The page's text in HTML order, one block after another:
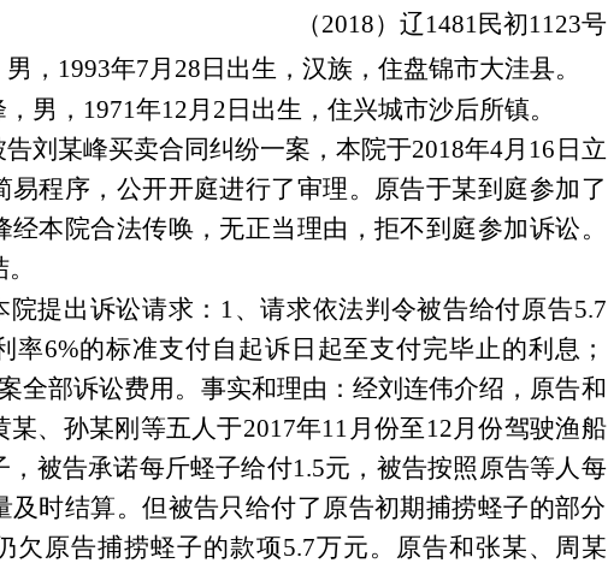
（2018）辽1481民初1123号
男， 1993年7月28日出生，汉族，住盘锦市大洼县。
男， 1971年12月2日出生，住兴城市沙后所镇。
刘 某峰买卖合同纠纷一案，本院于2018年4月16日立
易程序，公开开庭进行了审理。原告于某到庭参加了
经本院合法传唤，无正当理由，拒不到庭参加诉讼。
院提出诉讼请求： 1、请求依法判令被告给付原告5.7
率6%的标准支付自起诉日起至支付完毕止的利息；
全部诉讼费用。事实和理由：经刘连伟介绍，原告和
某、孙某刚等五人于2017年11月份至12月份驾驶渔船
，被告承诺每斤蛏子给付1.5元，被告按照原告等人每
及时结算。但被告只给付了原告初期捕捞蛏子的部分
欠原告捕捞蛏子的款项5.7万元。原告和张某、周 某